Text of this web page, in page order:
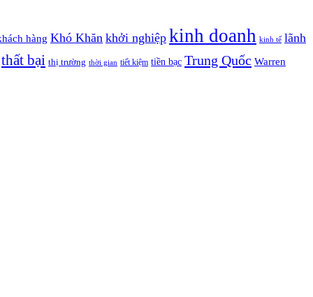
hàng Khó Khăn khởi nghiệp kinh doanh kinh tế lãnh
thất bại thị trường thời gian tiết kiệm tiền bạc Trung Quốc Warren